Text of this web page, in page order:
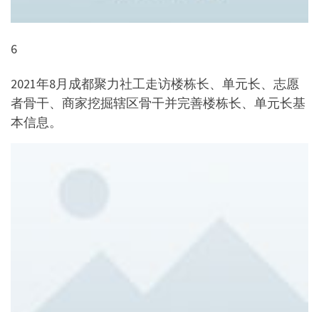
6
2021年8月成都聚力社工走访楼栋长、单元长、志愿
者骨干、商家挖掘辖区骨干并完善楼栋长、单元长基
本信息。